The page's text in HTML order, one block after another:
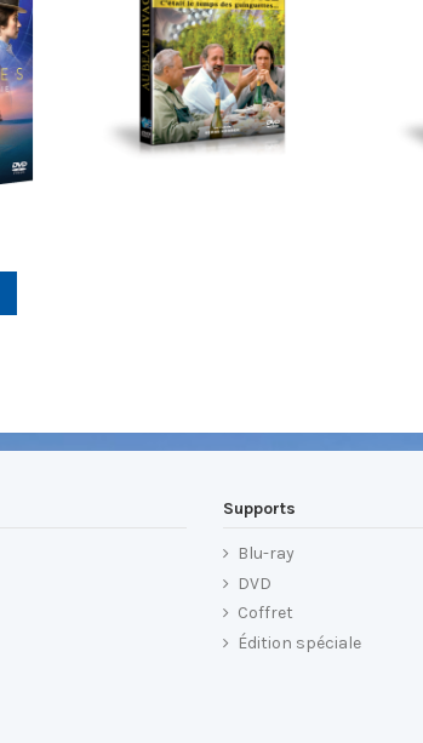
Supports
Blu-ray
DVD
Coffret
Édition spéciale